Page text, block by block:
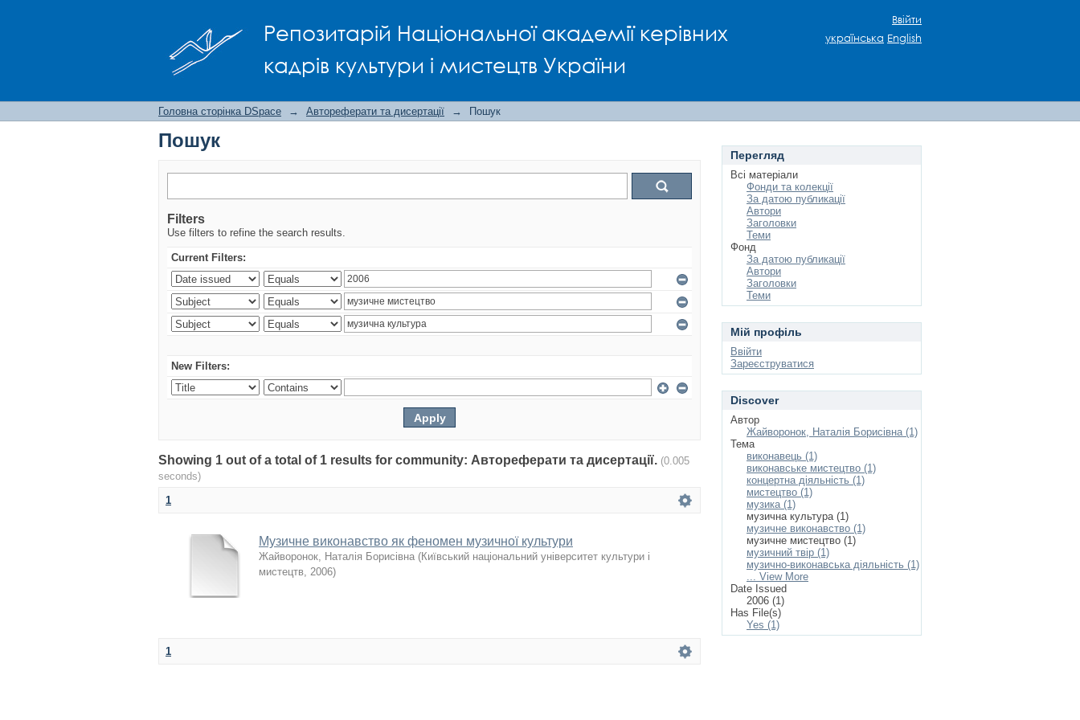
Репозитарій Національної академії керівних
кадрів культури і мистецтв України
Ввійти
українська English
Головна сторінка DSpace → Автореферати та дисертації → Пошук
Пошук
Filters
Use filters to refine the search results.
Current Filters:
New Filters:
Showing 1 out of a total of 1 results for community: Автореферати та дисертації. (0.005
seconds)
1
Музичне виконавство як феномен музичної культури
Жайворонок, Наталія Борисівна (Київський національний університет культури і
мистецтв, 2006)
1
Перегляд
Всі матеріали
Фонди та колекції
За датою публикації
Автори
Заголовки
Теми
Фонд
За датою публикації
Автори
Заголовки
Теми
Мій профіль
Ввійти
Зареєструватися
Discover
Автор
Жайворонок, Наталія Борисівна (1)
Тема
виконавець (1)
виконавське мистецтво (1)
концертна діяльність (1)
мистецтво (1)
музика (1)
музична культура (1)
музичне виконавство (1)
музичне мистецтво (1)
музичний твір (1)
музично-виконавська діяльність (1)
... View More
Date Issued
2006 (1)
Has File(s)
Yes (1)